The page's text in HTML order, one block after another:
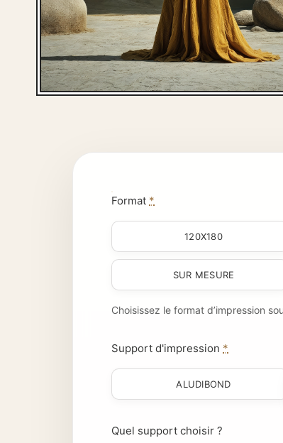
Format *
120X180
SUR MESURE
Choisissez le format d’impression
Support d'impression *
ALUDIBOND
Quel support choisir ?